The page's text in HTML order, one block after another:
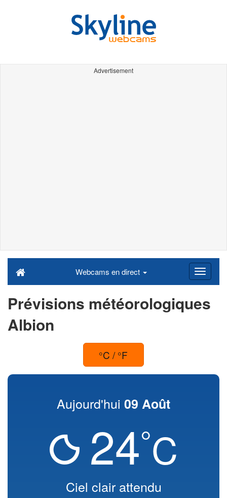
Advertisement
Webcams en direct
Prévisions météorologiques
Albion
°C / °F
Aujourd'hui 09 Août
24°C
Ciel clair attendu